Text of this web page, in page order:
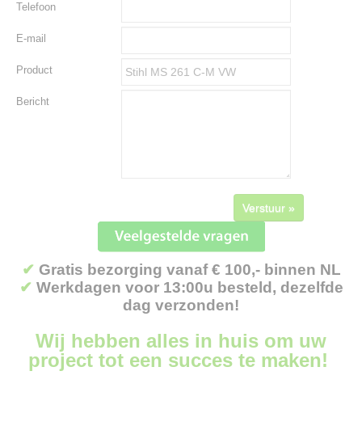
Telefoon
E-mail
Product
Bericht
Verstuur »
✔ Gratis bezorging vanaf € 100,- binnen NL
✔ Werkdagen voor 13:00u besteld, dezelfde
dag verzonden!
Wij hebben alles in huis om uw
project tot een succes te maken!